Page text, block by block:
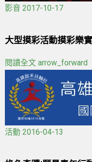
影音 2017-10-17
大型摸彩活動摸彩樂
閱讀全文 arrow_forward
活動 2016-04-13